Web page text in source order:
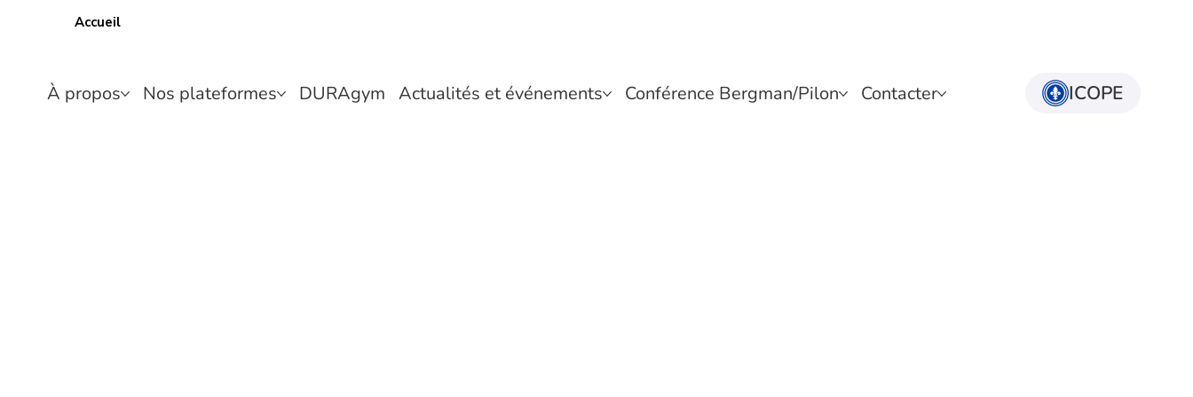
Accueil
À propos Nos plateformes DURAgym Actualités et événements Conférence Bergman/Pilon Contacter ICOPE